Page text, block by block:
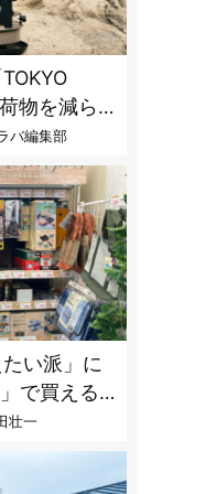
物を減らす
ストーブ
バ編集部
い派」に
壮一